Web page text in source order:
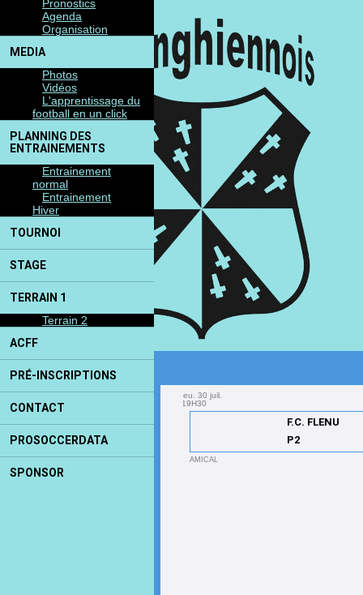
Pronostics
Agenda
Organisation
MEDIA
Photos
Vidéos
L'apprentissage du
football en un click
PLANNING DES
ENTRAINEMENTS
Entrainement
normal
Entrainement
Hiver
TOURNOI
STAGE
TERRAIN 1
Terrain 2
ACFF
PRÉ-INSCRIPTIONS
CONTACT
PROSOCCERDATA
SPONSOR
jeu. 30 juil.
19H30
F.C. FLENU
P2
AMICAL